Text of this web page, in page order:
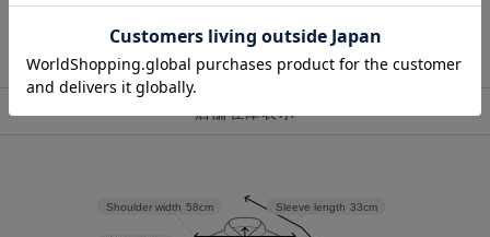
店舗在庫表示
Sleeve length 33cm
Shoulder width 58cm